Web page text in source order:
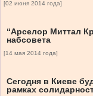
[02 июня 2014 года]
“Арселор Миттал
набсовета
[14 мая 2014 года]
Сегодня в Киеве
рамках